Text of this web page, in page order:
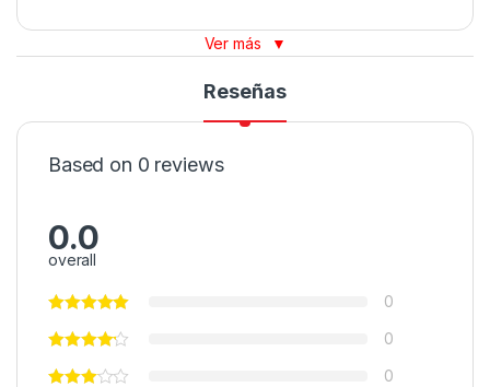
Ver más ▼
Reseñas
Based on 0 reviews
0.0
overall
0
0
0